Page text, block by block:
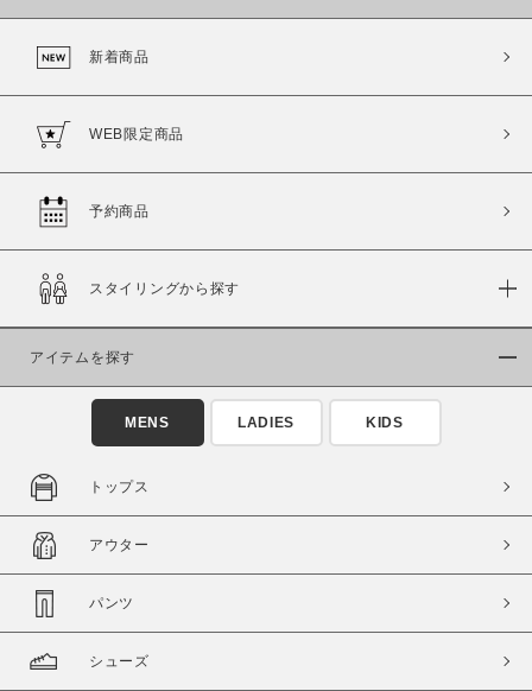
カラー
商品タイプ
通常商品
セール価格 WEB限定
在庫
在庫あり
新着商品
WEB限定商品
予約商品
スタイリングから探す
アイテムを探す
MENS LADIES KIDS
トップス
アウター
パンツ
シューズ